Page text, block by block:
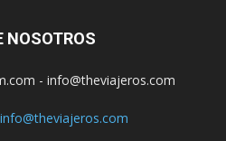
NOSOTROS
- info@theviajeros.com
info@theviajeros.com